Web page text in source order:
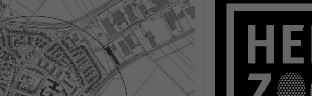
Medien (6)
von Videoplattformen und Social-Media-Plattformen werden standardmäßig blockiert.
Cookies von externen Medien akzeptiert werden, bedarf der Zugriff auf diese Inhalte
manuellen Einwilligung mehr.
Cookie-Informationen anzeigen
by Borlabs Cookie Datenschutzerklärung Impressum